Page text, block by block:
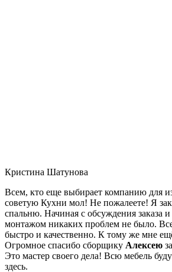
Кристина Шатунова
Всем, кто еще выбирает компанию для
советую Кухни мол! Не пожалеете! Я
спальню. Начиная с обсуждения заказа и
монтажом никаких проблем не было.
быстро и качественно. К тому же мне
Огромное спасибо сборщику Алексею
Это мастер своего дела! Всю мебель буду
здесь.